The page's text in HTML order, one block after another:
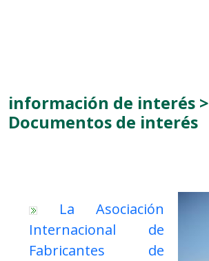
información de interés >
Documentos de interés
La Asociación
Internacional de
Fabricantes de